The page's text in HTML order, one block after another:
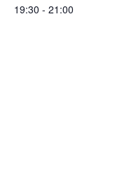
19:30 - 21:00